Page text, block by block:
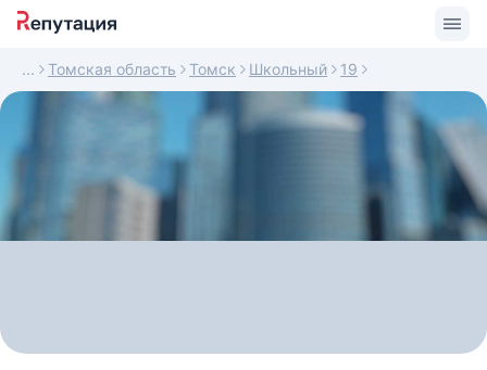
Томская область Томск Школьный 19